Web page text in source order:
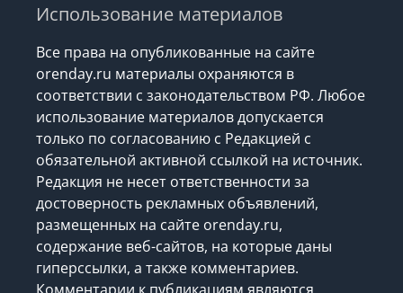
Использование материалов
Все права на опубликованные на сайте
orenday.ru материалы охраняются в
соответствии с законодательством РФ. Любое
использование материалов допускается
только по согласованию с Редакцией с
обязательной активной ссылкой на источник.
Редакция не несет ответственности за
достоверность рекламных объявлений,
размещенных на сайте orenday.ru,
содержание веб-сайтов, на которые даны
гиперссылки, а также комментариев.